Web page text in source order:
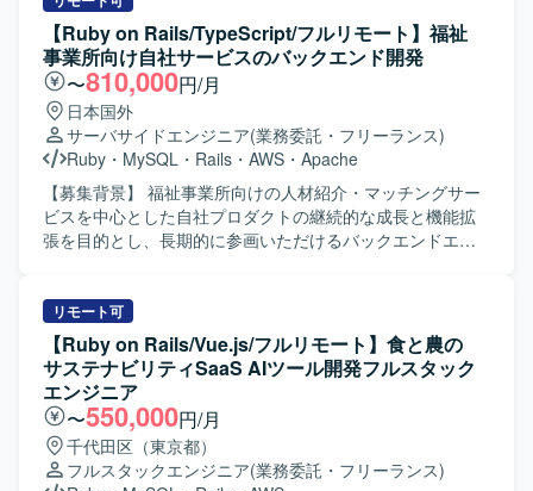
ー、テスト整備を行います。 PMI（事業譲渡後の統合）に
伴うシステム改善を行います。 【開発環境】 フレームワー
ク : Ruby 3.2 / Rails 7.1 フロントエンド : React 18 /
TypeScript 5.1 / Apollo Client (GraphQL) デザインツール：
Figma など データベース : Amazon RDS インフラ : AWS
(ECS) バージョン管理 : Git/GitHub コミュニケーション/タ
スク管理 : Slack, Google Meet, Notion を利用しています。
【Ruby on Rails/TypeScript/フルリモート】福祉
事業所向け自社サービスのバックエンド開発
〜810,000円/月
日本国外
サーバサイドエンジニア(業務委託・フリーランス)
Ruby ・ MySQL ・ Rails ・ AWS ・ Apache
【募集背景】 福祉事業所向けの人材紹介・マッチングサー
ビスを中心とした自社プロダクトの継続的な成長と機能拡
張を目的とし、長期的に参画いただけるバックエンドエン
開発をご担当いただきます。人材紹介・マッチングサービ
スの開発チームに所属し、インターネットサービスの顧客
価値向上を目的とした開発や、社内基幹業務システムの業
務生産性向上のための開発など、多岐にわたる開発案件に
携わっていただきます。 5年近い歴史のあるプロダクトのた
め、既存の開発基盤や組織風土をキャッチアップいただき
つつ、プロダクト開発に参画していただきます。 フルサイ
クル型のプロダクト開発現場として、数人月単位のプロジ
リモート可
【Ruby on Rails/Vue.js/フルリモート】食と農の
サステナビリティSaaS AIツール開発フルスタック
エンジニア
〜550,000円/月
千代田区（東京都）
フルスタックエンジニア(業務委託・フリーランス)